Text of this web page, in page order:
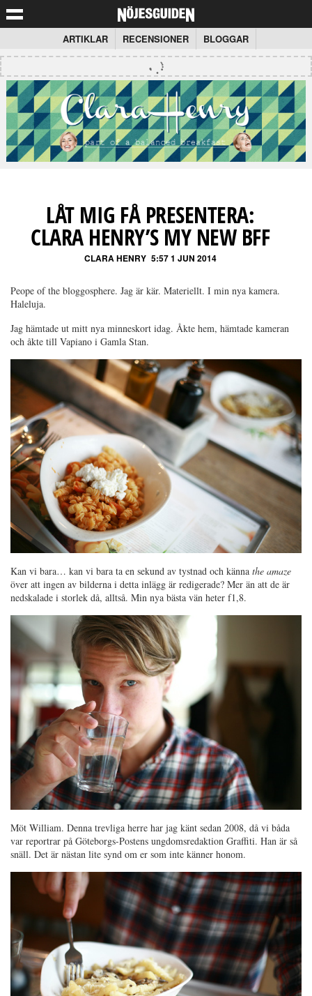
ARTIKLAR RECENSIONER BLOGGAR
LÅT MIG FÅ PRESENTERA:
CLARA HENRY’S MY NEW BFF
CLARA HENRY 5:57 1 JUN 2014
Peope of the bloggosphere. Jag är kär. Materiellt. I min nya kamera.
Haleluja.
Jag hämtade ut mitt nya minneskort idag. Åkte hem, hämtade kameran
och åkte till Vapiano i Gamla Stan.
Kan vi bara… kan vi bara ta en sekund av tystnad och känna the amaze
över att ingen av bilderna i detta inlägg är redigerade? Mer än att de är
nedskalade i storlek då, alltså. Min nya bästa vän heter f1,8.
Möt William. Denna trevliga herre har jag känt sedan 2008, då vi båda
var reportrar på Göteborgs-Postens ungdomsredaktion Graffiti. Han är så
snäll. Det är nästan lite synd om er som inte känner honom.